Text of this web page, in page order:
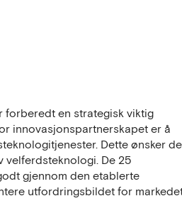
forberedt en strategisk viktig
innovasjonspartnerskapet er å
Dette ønsker de
velferdsteknologi. De 25
gjennom den etablerte
utfordringsbildet for